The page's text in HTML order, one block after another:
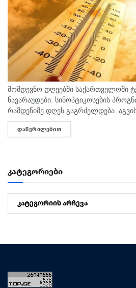
მომდევნო დღეებში საქართველოში
ნავარაუდები. სინოპტიკოსების
რამდენიმე დღეს გაგრძელდება.
ტემპერატურა 40 გრადუსს მიაღწევს.
თვეში შესაძლოა 35-40 გრადუსს
ᲓᲐᲬᲕᲠᲘᲚᲔᲑᲘᲗ
კატეგორიები
კატეგორიები